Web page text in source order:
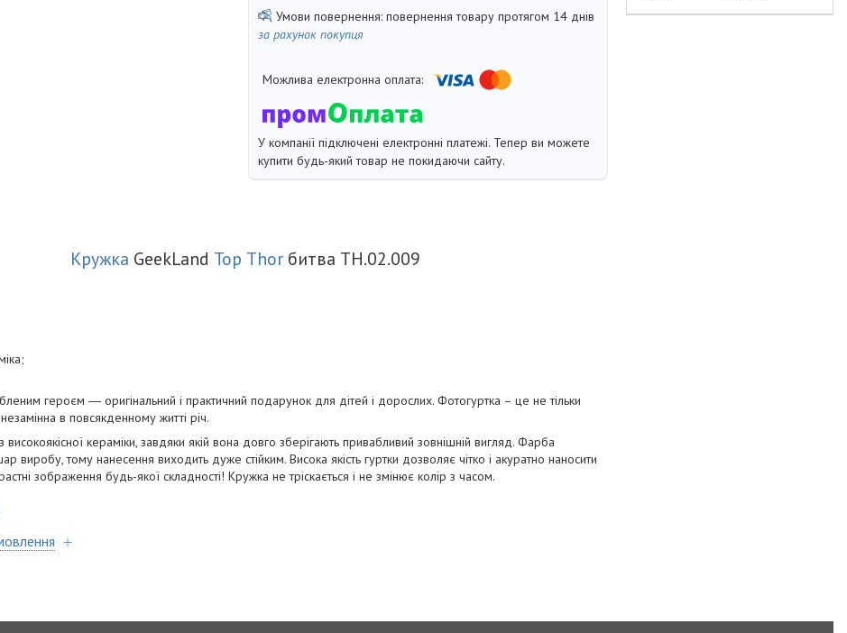
повернення товару протягом 14 днів
за рахунок покупця
У компанії підключені електронні платежі. Тепер ви можете
купити будь-який товар не покидаючи сайту.
Кружка GeekLand Тор Thor битва TH.02.009
героєм ― оригінальний і практичний подарунок для дітей і дорослих. Фотогуртка – це не тільки
в повсякденному житті річ.
кераміки, завдяки якій вона довго зберігають привабливий зовнішній вигляд. Фарба
виробу, тому нанесення виходить дуже стійким. Висока якість гуртки дозволяє чітко і акуратно наносити
зображення будь-якої складності! Кружка не тріскається і не змінює колір з часом.